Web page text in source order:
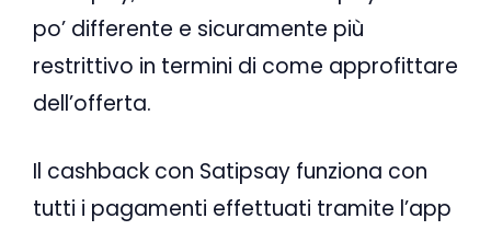
po’ differente e sicuramente più
restrittivo in termini di come approfittare
dell’offerta.
Il cashback con Satipsay funziona con
tutti i pagamenti effettuati tramite l’app